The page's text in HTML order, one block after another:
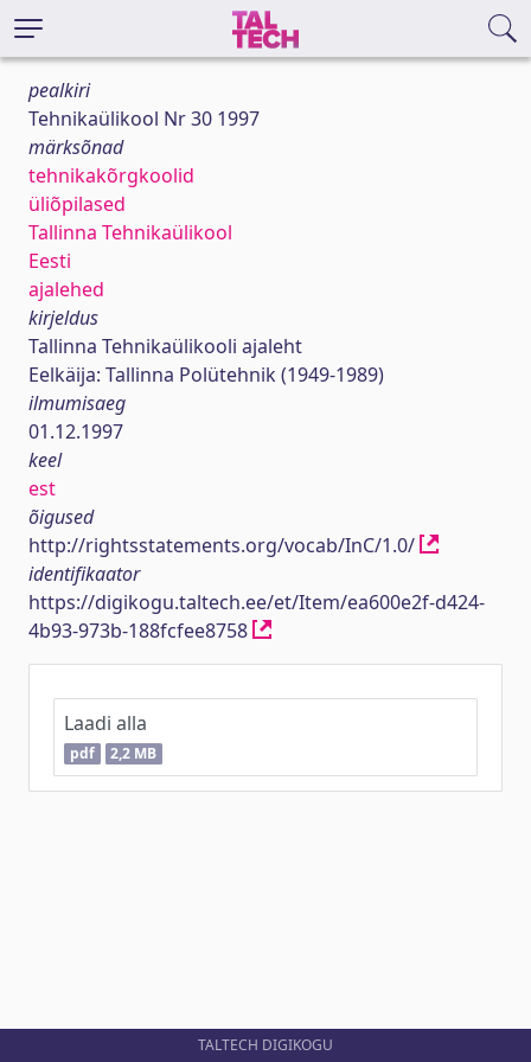
pealkiri
Tehnikaülikool Nr 30 1997
märksõnad
tehnikakõrgkoolid
üliõpilased
Tallinna Tehnikaülikool
Eesti
ajalehed
kirjeldus
Tallinna Tehnikaülikooli ajaleht
Eelkäija: Tallinna Polütehnik (1949-1989)
ilmumisaeg
01.12.1997
keel
est
õigused
http://rightsstatements.org/vocab/InC/1.0/
identifikaator
https://digikogu.taltech.ee/et/Item/ea600e2f-d424-
4b93-973b-188fcfee8758
Laadi alla
pdf 2,2 MB
TALTECH DIGIKOGU